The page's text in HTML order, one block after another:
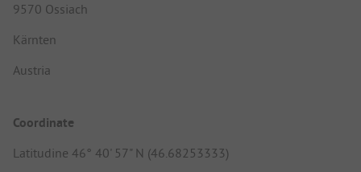
9570 Ossiach
Kärnten
Austria
Coordinate
Latitudine 46° 40' 57" N (46.68253333)